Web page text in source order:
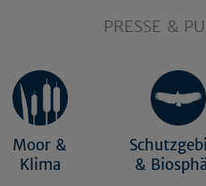
PRESSE &
Moor &
Klima
&